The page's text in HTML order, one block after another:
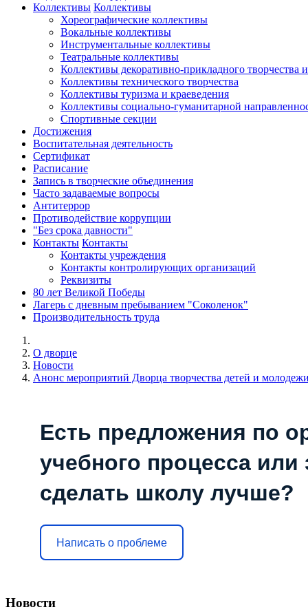
Коллективы Коллективы
Хореографические коллективы
Вокальные коллективы
Инструментальные коллективы
Театральные коллективы
Коллективы декоративно-прикладного творчества
Коллективы технического творчества
Коллективы туризма и краеведения
Коллективы социально-гуманитарной
Спортивные секции
Достижения
Воспитательная деятельность
Cертификат
Расписание
Запись в творческие объединения
Часто задаваемые вопросы
Антитеррор
Противодействие коррупции
"Без срока давности"
Контакты Контакты
Контакты учреждения
Контакты контролирующих организаций
Реквизиты
80 лет Великой Победы
Лагерь с дневным пребыванием "Соколенок"
Производительность труда
О дворце
Новости
Анонс мероприятий Дворца творчества детей и молодежи
Есть предложения по
учебного процесса или
сделать школу лучше?
Написать о проблеме
Новости